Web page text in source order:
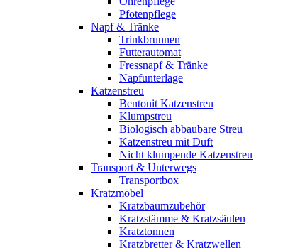
Pfotenpflege
Napf & Tränke
Trinkbrunnen
Futterautomat
Fressnapf & Tränke
Napfunterlage
Katzenstreu
Bentonit Katzenstreu
Klumpstreu
Biologisch abbaubare Streu
Katzenstreu mit Duft
Nicht klumpende Katzenstreu
Transport & Unterwegs
Transportbox
Kratzmöbel
Kratzbaumzubehör
Kratzstämme & Kratzsäulen
Kratztonnen
Kratzbretter & Kratzwellen